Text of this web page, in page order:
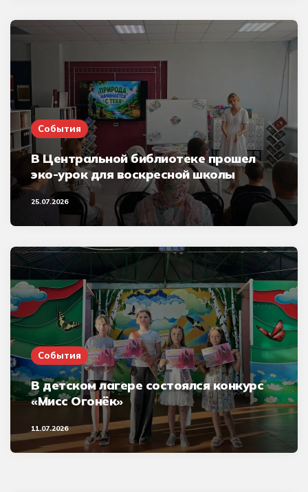
События
В Центральной библиотеке прошел
эко-урок для воскресной школы
25.07.2026
События
В детском лагере состоялся конкурс
«Мисс Огонёк»
11.07.2026